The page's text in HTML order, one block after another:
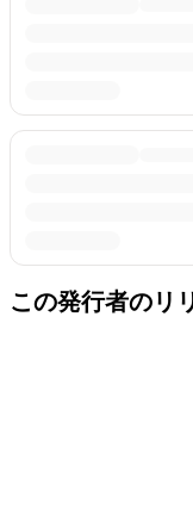
この発行者のリ